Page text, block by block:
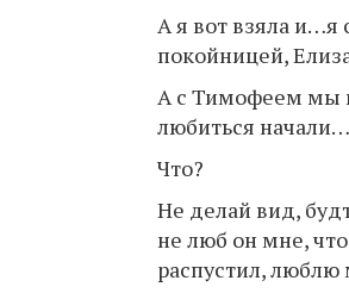
А я вот взяла и…я
покойницей,
А с Тимофеем мы
любиться начали…
Что?
Не делай вид,
не люб он мне,
распустил,